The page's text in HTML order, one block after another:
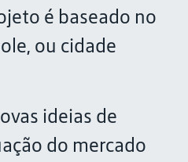
é baseado no
ou cidade
ideias de
do mercado